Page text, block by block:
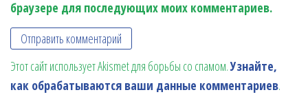
браузере для последующих моих комментариев.
Этот сайт использует Akismet для борьбы со спамом.Узнайте,
как обрабатываются ваши данные комментариев.